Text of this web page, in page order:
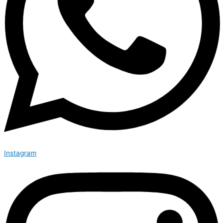
Instagram